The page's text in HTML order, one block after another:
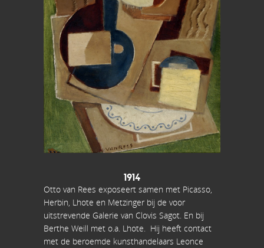
1914
Otto van Rees exposeert samen met Picasso,
Herbin, Lhote en Metzinger bij de voor
uitstrevende Galerie van Clovis Sagot. En bij
Berthe Weill met o.a. Lhote. Hij heeft contact
met de beroemde kunsthandelaars Leonce